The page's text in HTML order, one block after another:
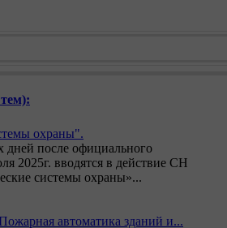
охраны".
дней после официального
2025г. вводятся в действие СН
системы охраны»...
автоматика зданий и...